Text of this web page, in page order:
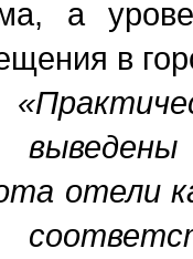
а
в
выведены
отели